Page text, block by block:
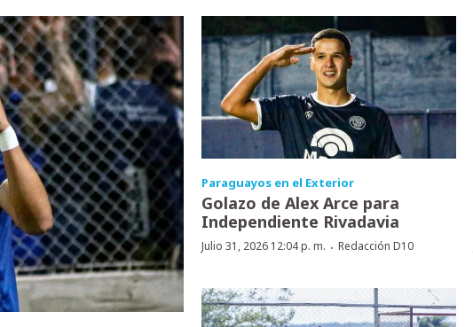
Paraguayos en el Exterior
Golazo de Alex Arce para
Independiente Rivadavia
Julio 31, 2026 12:04 p. m. · Redacción D10